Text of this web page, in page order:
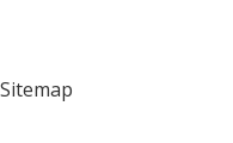
Sitemap